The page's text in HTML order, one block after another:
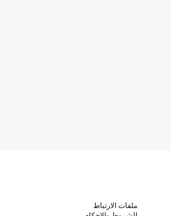
ملفات الارتباط